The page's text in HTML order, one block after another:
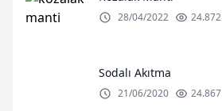
28/04/2022 24.872
Sodalı Akıtma
21/06/2020 24.867